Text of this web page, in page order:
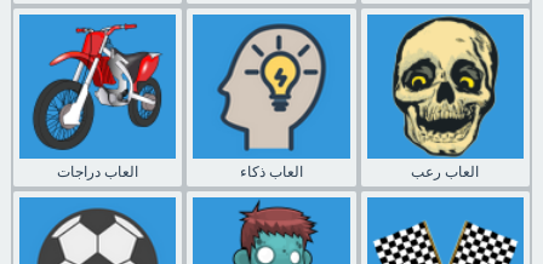
العاب دراجات العاب ذكاء العاب رعب